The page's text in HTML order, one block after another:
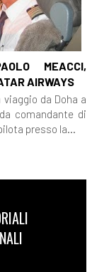
MEACCI,
AIRWAYS
viaggio da Doha a
comandante di
presso la...